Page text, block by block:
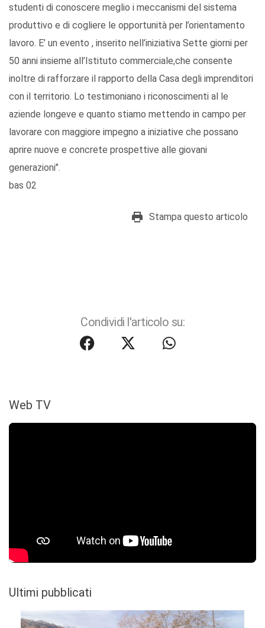
studenti di conoscere meglio i meccanismi del sistema
produttivo e di cogliere le opportunità per l’orientamento
lavoro. E’ un evento , inserito nell’iniziativa Sette giorni per
50 anni insieme all’Istituto commerciale,che consente
inoltre di rafforzare il rapporto della Casa degli imprenditori
con il territorio. Lo testimoniano i riconoscimenti al le
aziende longeve e quanto stiamo mettendo in campo per
lavorare con maggiore impegno a iniziative che possano
aprire nuove e concrete prospettive alle giovani
generazioni’’.
bas 02
Stampa questo articolo
Condividi l'articolo su:
Web TV
Ultimi pubblicati